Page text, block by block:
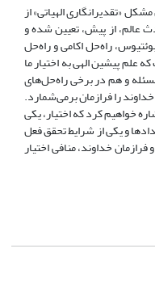
«تقدیرانگاری الهیاتی» از
عالم، از پیش، تعیین شده و
راه‌حل اکامی و راه‌حل
علم پیشین الهی به اختیار ما
و هم در برخی راه‌حل‌های
را فرازمان برمی‌شمارد.
خواهیم کرد که اختیار، یکی
و یکی از شرایط تحقق فعل
خداوند، منافی اختیار